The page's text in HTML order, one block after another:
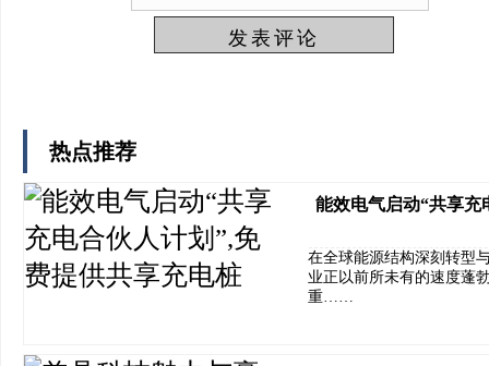
热点推荐
能效电气启动“共享充
在全球能源结构深刻转型
业正以前所未有的速度蓬
重……